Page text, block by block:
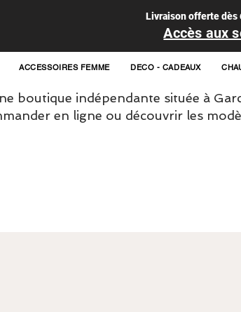
Livraison offerte dès
Accès aux
ACCESSOIRES FEMME DECO - CADEAUX
boutique indépendante située à
en ligne ou découvrir les